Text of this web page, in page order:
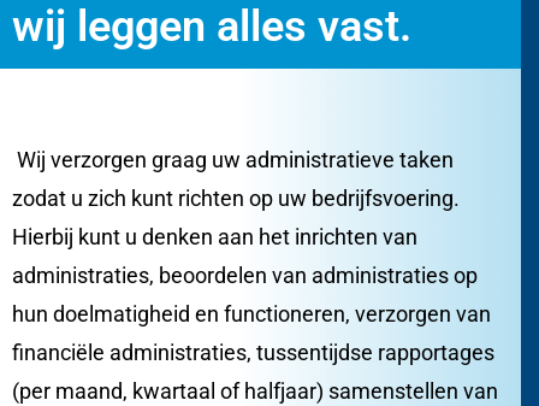
wij leggen alles vast.
Wij verzorgen graag uw administratieve taken
zodat u zich kunt richten op uw bedrijfsvoering.
Hierbij kunt u denken aan het inrichten van
administraties, beoordelen van administraties op
hun doelmatigheid en functioneren, verzorgen van
financiële administraties, tussentijdse rapportages
(per maand, kwartaal of halfjaar) samenstellen van